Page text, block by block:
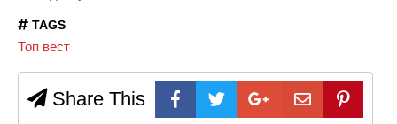
TAGS
Топ вест
Share This